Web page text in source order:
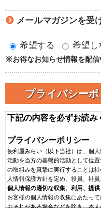
メールマガジンを受
希望する 希望し
※お得なお知らせ情報を配信
プライバシー
下記の内容を必ずお読み
プライバシーポリシー
便利屋みらい（以下当社）は、個
活動を当方の基盤的活動として位
の取組みを真摯に実行することは
人情報保護方針を定め、役員、社
個人情報の適切な収集、利用、提
お客様の個人情報の収集にあたっ
おそれがある場合などを除き、本